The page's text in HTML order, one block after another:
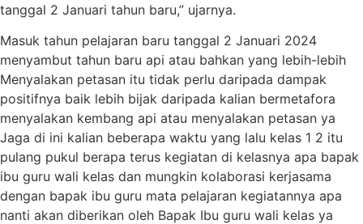
tanggal 2 Januari tahun baru,” ujarnya.
Masuk tahun pelajaran baru tanggal 2 Januari 2024
menyambut tahun baru api atau bahkan yang lebih-lebih
Menyalakan petasan itu tidak perlu daripada dampak
positifnya baik lebih bijak daripada kalian bermetafora
menyalakan kembang api atau menyalakan petasan ya
Jaga di ini kalian beberapa waktu yang lalu kelas 1 2 itu
pulang pukul berapa terus kegiatan di kelasnya apa bapak
ibu guru wali kelas dan mungkin kolaborasi kerjasama
dengan bapak ibu guru mata pelajaran kegiatannya apa
nanti akan diberikan oleh Bapak Ibu guru wali kelas ya